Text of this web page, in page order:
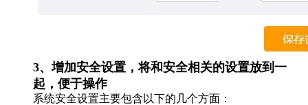
3、增加安全设置，将和安全相关的设置放到一
起，便于操作
系统安全设置主要包含以下的几个方面：